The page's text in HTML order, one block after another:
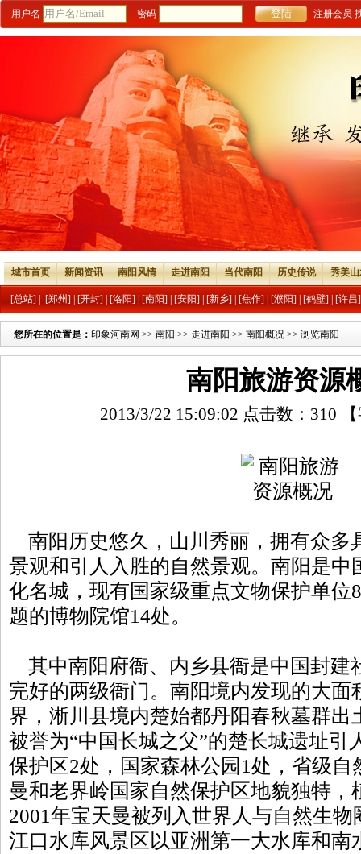
用户名 密码 注册会员
城市首页 新闻资讯 南阳风情 走进南阳 当代南阳 历史传说 秀美
[总站] [郑州] [开封] [洛阳] [南阳] [安阳] [新乡] [焦作] [濮阳] [鹤壁] [许昌]
您所在的位置是： 印象河南网 >> 南阳 >> 走进南阳 >> 南阳概况 >> 浏览南阳
南阳旅游资源
2013/3/22 15:09:02 点击数： 310
南阳历史悠久，山川秀丽，拥有众多
景观和引人入胜的自然景观。南阳是中
化名城，现有国家级重点文物保护单位
题的博物院馆14处。
其中南阳府衙、内乡县衙是中国封建
完好的两级衙门。南阳境内发现的大面
界，淅川县境内楚始都丹阳春秋墓群出
被誉为“中国长城之父”的楚长城遗址引
保护区2处，国家森林公园1处，省级
曼和老界岭国家自然保护区地貌独特，
2001年宝天曼被列入世界人与自然生
江口水库风景区以亚洲第一大水库和南